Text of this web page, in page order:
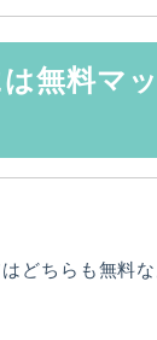
無料マ
どちらも無料な